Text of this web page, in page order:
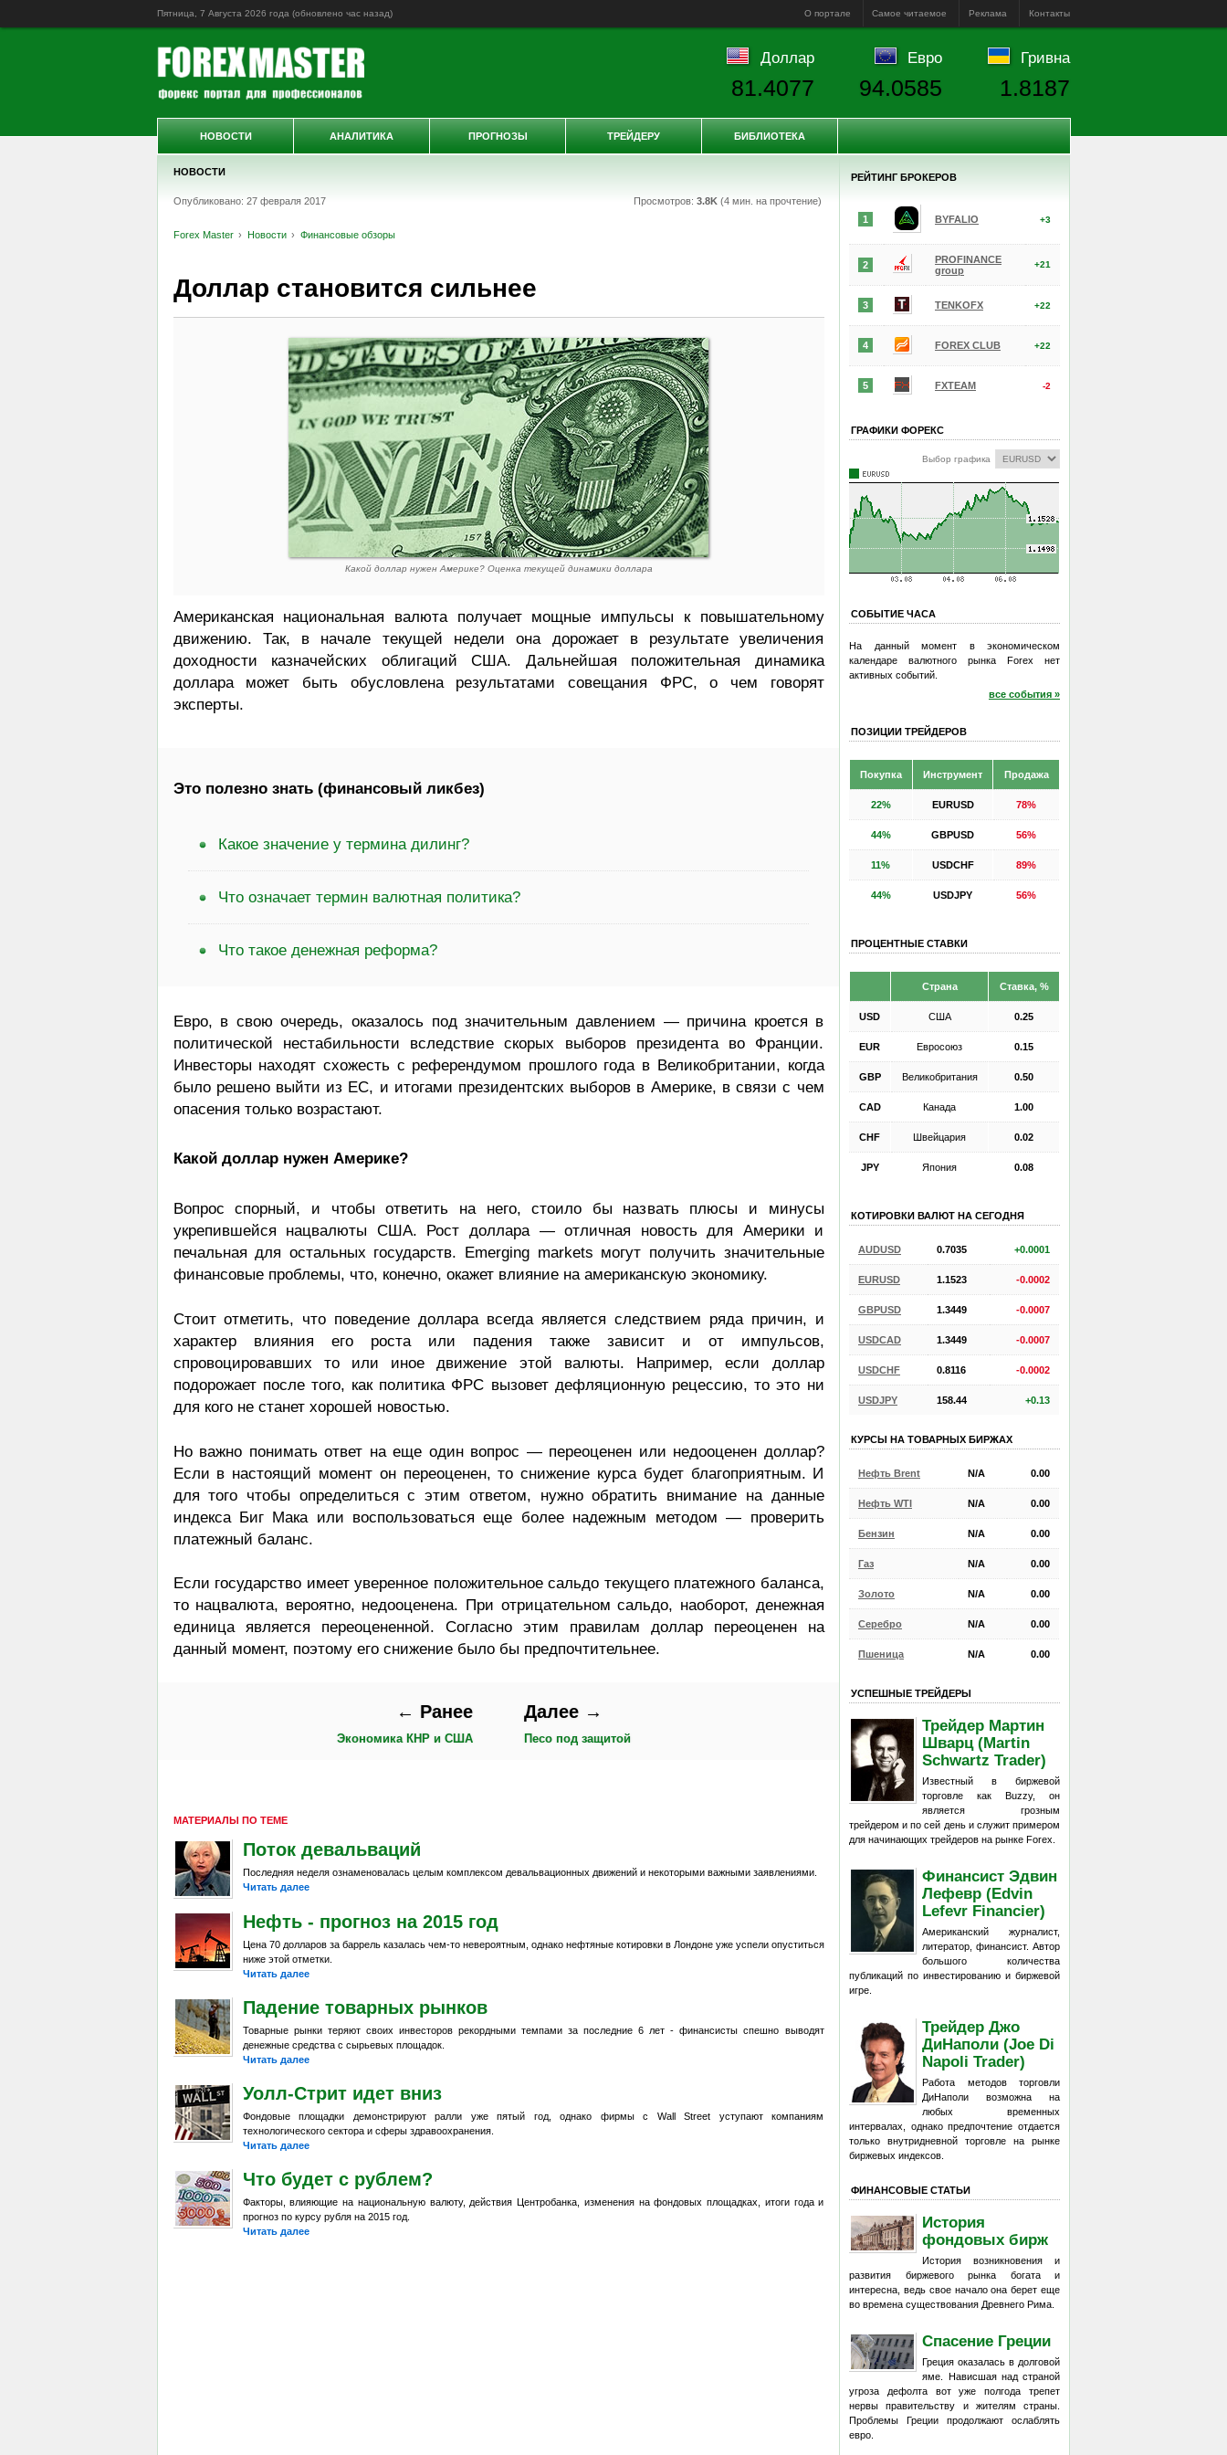
Пятница, 7 Августа 2026 года (обновлено час назад) О портале Самое читаемое Реклама Контакты
НОВОСТИ
Опубликовано: 27 февраля 2017 Просмотров: 3.8K(4 мин. на прочтение)
Forex Master Новости Финансовые обзоры
Доллар становится сильнее
Какой доллар нужен Америке? Оценка текущей динамики доллара
Американская национальная валюта получает мощные импульсы к повышательному
движению. Так, в начале текущей недели она дорожает в результате увеличения
доходности казначейских облигаций США. Дальнейшая положительная динамика
доллара может быть обусловлена результатами совещания ФРС, о чем говорят
эксперты.
Это полезно знать (финансовый ликбез)
Какое значение у термина дилинг?
Что означает термин валютная политика?
Что такое денежная реформа?
Евро, в свою очередь, оказалось под значительным давлением — причина кроется в
политической нестабильности вследствие скорых выборов президента во Франции.
Инвесторы находят схожесть с референдумом прошлого года в Великобритании, когда
было решено выйти из ЕС, и итогами президентских выборов в Америке, в связи с чем
опасения только возрастают.
Какой доллар нужен Америке?
Вопрос спорный, и чтобы ответить на него, стоило бы назвать плюсы и минусы
укрепившейся нацвалюты США. Рост доллара — отличная новость для Америки и
печальная для остальных государств. Emerging markets могут получить значительные
финансовые проблемы, что, конечно, окажет влияние на американскую экономику.
Стоит отметить, что поведение доллара всегда является следствием ряда причин, и
характер влияния его роста или падения также зависит и от импульсов,
спровоцировавших то или иное движение этой валюты. Например, если доллар
подорожает после того, как политика ФРС вызовет дефляционную рецессию, то это ни
для кого не станет хорошей новостью.
Но важно понимать ответ на еще один вопрос — переоценен или недооценен доллар?
Если в настоящий момент он переоценен, то снижение курса будет благоприятным. И
для того чтобы определиться с этим ответом, нужно обратить внимание на данные
индекса Биг Мака или воспользоваться еще более надежным методом — проверить
платежный баланс.
Если государство имеет уверенное положительное сальдо текущего платежного баланса,
то нацвалюта, вероятно, недооценена. При отрицательном сальдо, наоборот, денежная
единица является переоцененной. Согласно этим правилам доллар переоценен на
данный момент, поэтому его снижение было бы предпочтительнее.
← Ранее
Экономика КНР и США
Далее →
Песо под защитой
МАТЕРИАЛЫ ПО ТЕМЕ
Поток девальваций
Последняя неделя ознаменовалась целым комплексом девальвационных движений и некоторыми важными заявлениями.
Читать далее
Нефть - прогноз на 2015 год
Цена 70 долларов за баррель казалась чем-то невероятным, однако нефтяные котировки в Лондоне уже успели опуститься
ниже этой отметки.
Читать далее
Падение товарных рынков
Товарные рынки теряют своих инвесторов рекордными темпами за последние 6 лет - финансисты спешно выводят
денежные средства с сырьевых площадок.
Читать далее
Уолл-Стрит идет вниз
Фондовые площадки демонстрируют ралли уже пятый год, однако фирмы с Wall Street уступают компаниям
технологического сектора и сферы здравоохранения.
Читать далее
Что будет с рублем?
Факторы, влияющие на национальную валюту, действия Центробанка, изменения на фондовых площадках, итоги года и
прогноз по курсу рубля на 2015 год.
Читать далее
РЕЙТИНГ БРОКЕРОВ
1 BYFALIO +3
2
PROFINANCE
group
+21
3 TENKOFX +22
4 FOREX CLUB +22
5 FXTEAM -2
ГРАФИКИ ФОРЕКС
Выбор графика
СОБЫТИЕ ЧАСА
На данный момент в экономическом
календаре валютного рынка Forex нет
активных событий.
все события »
ПОЗИЦИИ ТРЕЙДЕРОВ
Покупка Инструмент Продажа
22% EURUSD 78%
44% GBPUSD 56%
11% USDCHF 89%
44% USDJPY 56%
ПРОЦЕНТНЫЕ СТАВКИ
Страна Ставка, %
USD США 0.25
EUR Евросоюз 0.15
GBP Великобритания 0.50
CAD Канада 1.00
CHF Швейцария 0.02
JPY Япония 0.08
КОТИРОВКИ ВАЛЮТ НА СЕГОДНЯ
AUDUSD 0.7035 +0.0001
EURUSD 1.1523 -0.0002
GBPUSD 1.3449 -0.0007
USDCAD 1.3449 -0.0007
USDCHF 0.8116 -0.0002
USDJPY 158.44 +0.13
КУРСЫ НА ТОВАРНЫХ БИРЖАХ
Нефть Brent N/A 0.00
Нефть WTI N/A 0.00
Бензин N/A 0.00
Газ N/A 0.00
Золото N/A 0.00
Серебро N/A 0.00
Пшеница N/A 0.00
УСПЕШНЫЕ ТРЕЙДЕРЫ
Трейдер Мартин
Шварц (Martin
Schwartz Trader)
Известный в биржевой
торговле как Buzzy, он
является грозным
трейдером и по сей день и служит примером
для начинающих трейдеров на рынке Forex.
Финансист Эдвин
Лефевр (Edvin
Lefevr Financier)
Американский журналист,
литератор, финансист. Автор
большого количества
публикаций по инвестированию и биржевой
игре.
Трейдер Джо
ДиНаполи (Joe Di
Napoli Trader)
Работа методов торговли
ДиНаполи возможна на
любых временных
интервалах, однако предпочтение отдается
только внутридневной торговле на рынке
биржевых индексов.
ФИНАНСОВЫЕ СТАТЬИ
История
фондовых бирж
История возникновения и
развития биржевого рынка богата и
интересна, ведь свое начало она берет еще
во времена существования Древнего Рима.
Спасение Греции
Греция оказалась в долговой
яме. Нависшая над страной
угроза дефолта вот уже полгода трепет
нервы правительству и жителям страны.
Проблемы Греции продолжают ослаблять
евро.
Доллар
81.4077
Евро
94.0585
Гривна
1.8187
НОВОСТИ АНАЛИТИКА ПРОГНОЗЫ ТРЕЙДЕРУ БИБЛИОТЕКА